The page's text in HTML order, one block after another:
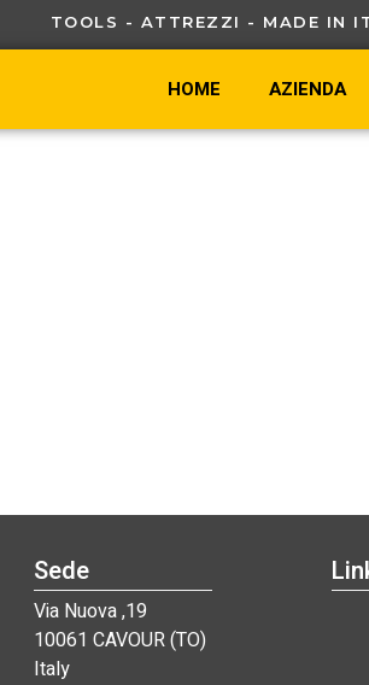
TOOLS - ATTREZZI - MADE IN
HOME AZIENDA
Sede
Via Nuova ,19
10061 CAVOUR (TO)
Italy